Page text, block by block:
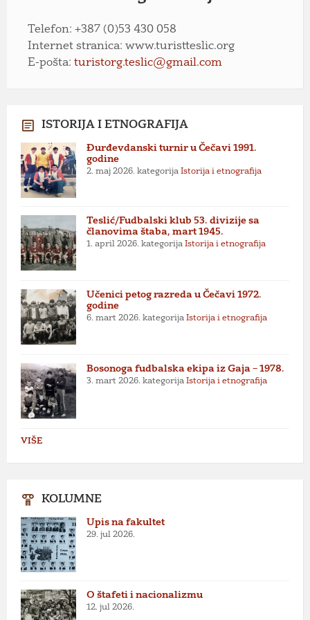
Telefon: +387 (0)53 430 058
Internet stranica: www.turistteslic.org
E-pošta: turistorg.teslic@gmail.com
ISTORIJA I ETNOGRAFIJA
Đurđevdanski turnir u Čečavi 1991.
godine
2. maj 2026. kategorija Istorija i etnografija
Teslić/Fudbalski klub 53. divizije sa
članovima štaba, mart 1945.
1. april 2026. kategorija Istorija i etnografija
Učenici petog razreda u Čečavi 1972.
godine
6. mart 2026. kategorija Istorija i etnografija
Bosonoga fudbalska ekipa iz Gaja – 1978.
3. mart 2026. kategorija Istorija i etnografija
VIŠE
KOLUMNE
Upis na fakultet
29. jul 2026.
O štafeti i nacionalizmu
12. jul 2026.